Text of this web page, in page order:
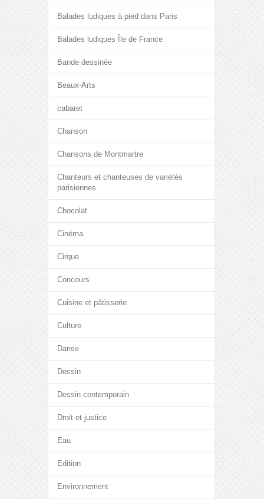
Balades ludiques à pied dans Paris
Balades ludiques Île de France
Bande dessinée
Beaux-Arts
cabaret
Chanson
Chansons de Montmartre
Chanteurs et chanteuses de variétés
parisiennes
Chocolat
Cinéma
Cirque
Concours
Cuisine et pâtisserie
Culture
Danse
Dessin
Dessin contemporain
Droit et justice
Eau
Edition
Environnement